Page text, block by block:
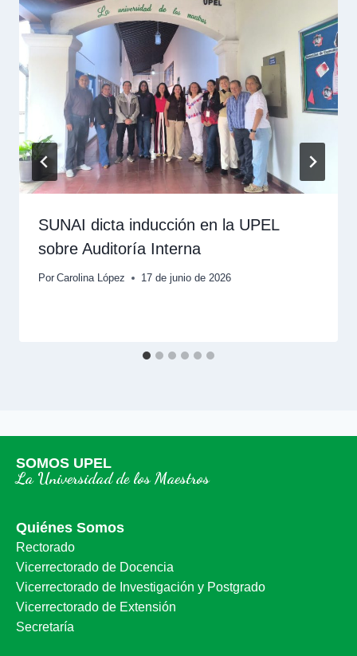
SUNAI dicta inducción en la UPEL
sobre Auditoría Interna
Por Carolina López 17 de junio de 2026
SOMOS UPEL
La Universidad de los Maestros
Quiénes Somos
Rectorado
Vicerrectorado de Docencia
Vicerrectorado de Investigación y Postgrado
Vicerrectorado de Extensión
Secretaría